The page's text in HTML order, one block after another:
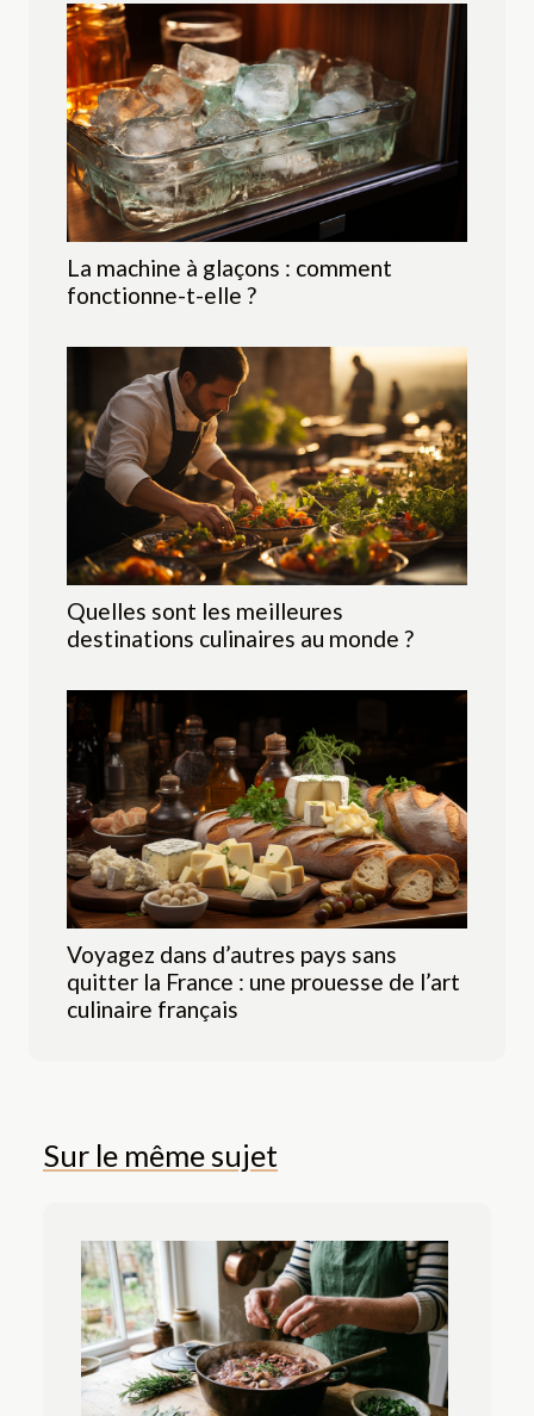
La machine à glaçons : comment
fonctionne-t-elle ?
Quelles sont les meilleures
destinations culinaires au monde ?
Voyagez dans d’autres pays sans
quitter la France : une prouesse de l’art
culinaire français
Sur le même sujet